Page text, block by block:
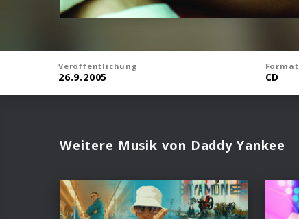
Veröffentlichung
26.9.2005
Format
CD
Weitere Musik von Daddy Yankee